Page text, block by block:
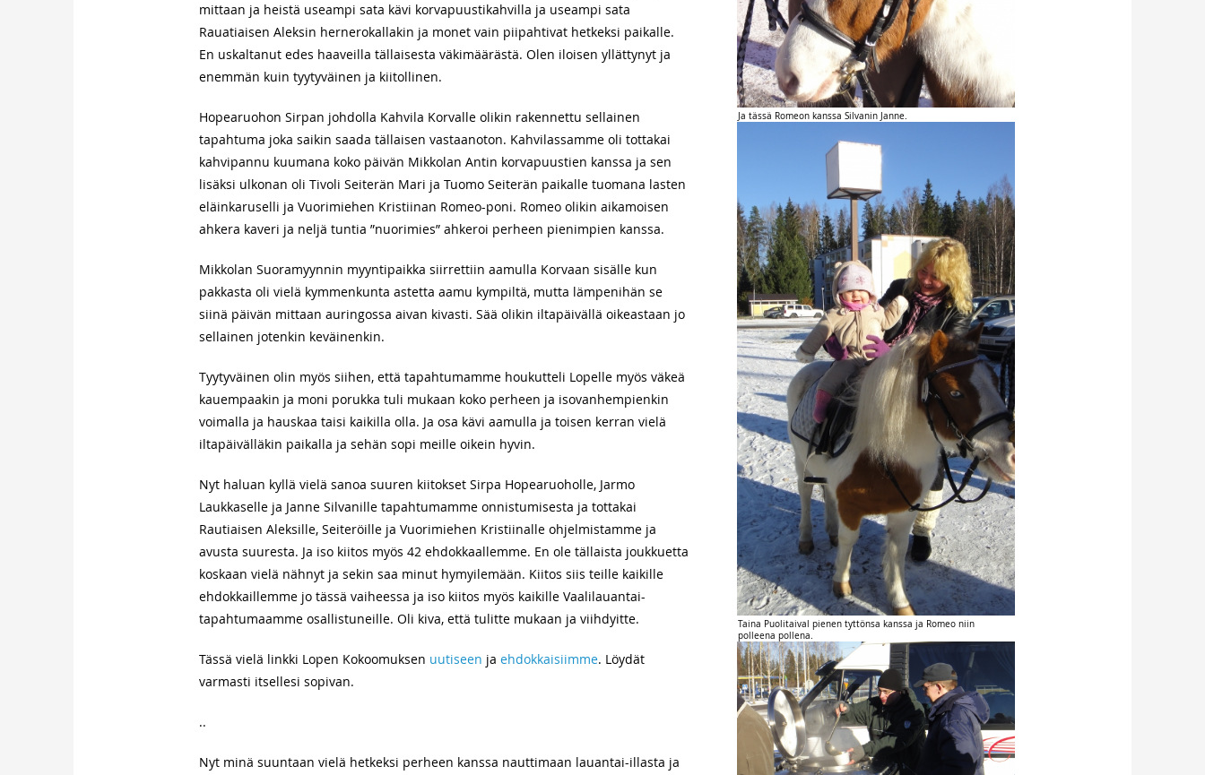
Ja tässä Romeon kanssa Silvanin Janne.
Taina Puolitaival pienen tyttönsa kanssa ja Romeo niin
polleena pollena.
mittaan ja heistä useampi sata kävi korvapuustikahvilla ja useampi sata
Rauatiaisen Aleksin hernerokallakin ja monet vain piipahtivat hetkeksi paikalle.
En uskaltanut edes haaveilla tällaisesta väkimäärästä. Olen iloisen yllättynyt ja
enemmän kuin tyytyväinen ja kiitollinen.
Hopearuohon Sirpan johdolla Kahvila Korvalle olikin rakennettu sellainen
tapahtuma joka saikin saada tällaisen vastaanoton. Kahvilassamme oli tottakai
kahvipannu kuumana koko päivän Mikkolan Antin korvapuustien kanssa ja sen
lisäksi ulkonan oli Tivoli Seiterän Mari ja Tuomo Seiterän paikalle tuomana lasten
eläinkaruselli ja Vuorimiehen Kristiinan Romeo-poni. Romeo olikin aikamoisen
ahkera kaveri ja neljä tuntia ”nuorimies” ahkeroi perheen pienimpien kanssa.
Mikkolan Suoramyynnin myyntipaikka siirrettiin aamulla Korvaan sisälle kun
pakkasta oli vielä kymmenkunta astetta aamu kympiltä, mutta lämpenihän se
siinä päivän mittaan auringossa aivan kivasti. Sää olikin iltapäivällä oikeastaan jo
sellainen jotenkin keväinenkin.
Tyytyväinen olin myös siihen, että tapahtumamme houkutteli Lopelle myös väkeä
kauempaakin ja moni porukka tuli mukaan koko perheen ja isovanhempienkin
voimalla ja hauskaa taisi kaikilla olla. Ja osa kävi aamulla ja toisen kerran vielä
iltapäivälläkin paikalla ja sehän sopi meille oikein hyvin.
Nyt haluan kyllä vielä sanoa suuren kiitokset Sirpa Hopearuoholle, Jarmo
Laukkaselle ja Janne Silvanille tapahtumamme onnistumisesta ja tottakai
Rautiaisen Aleksille, Seiteröille ja Vuorimiehen Kristiinalle ohjelmistamme ja
avusta suuresta. Ja iso kiitos myös 42 ehdokkaallemme. En ole tällaista joukkuetta
koskaan vielä nähnyt ja sekin saa minut hymyilemään. Kiitos siis teille kaikille
ehdokkaillemme jo tässä vaiheessa ja iso kiitos myös kaikille Vaalilauantai-
tapahtumaamme osallistuneille. Oli kiva, että tulitte mukaan ja viihdyitte.
Tässä vielä linkki Lopen Kokoomuksen uutiseen ja ehdokkaisiimme. Löydät
varmasti itsellesi sopivan.
..
Nyt minä suuntaan vielä hetkeksi perheen kanssa nauttimaan lauantai-illasta ja